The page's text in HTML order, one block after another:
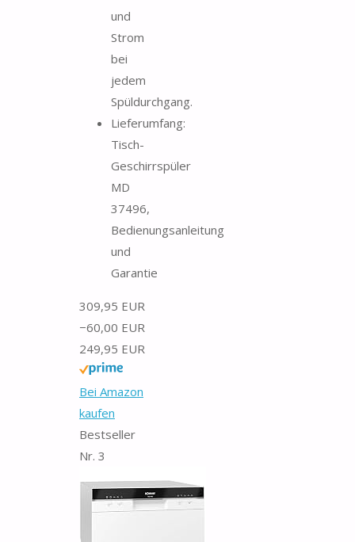
und
Strom
bei
jedem
Spüldurchgang.
Lieferumfang:
Tisch-
Geschirrspüler
MD
37496,
Bedienungsanleitung
und
Garantie
309,95 EUR
−60,00 EUR
249,95 EUR
Bei Amazon
kaufen
Bestseller
Nr. 3